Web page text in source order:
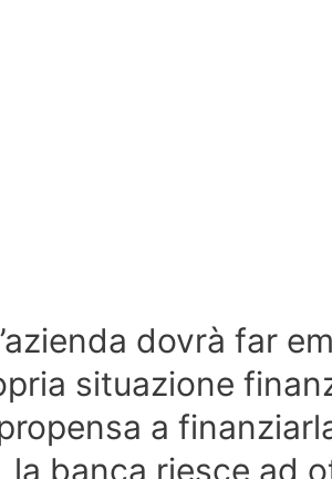
dovrà far
situazione
a
la banca riesce ad